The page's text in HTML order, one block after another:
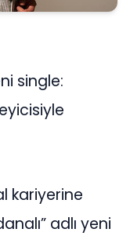
single:
kariyerine
adlı yeni